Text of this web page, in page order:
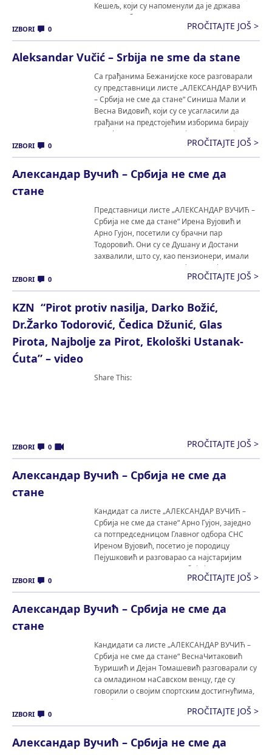
Кешељ, који су напоменули да je држава
показала бригу о младимаконкретним
делима, од новчане подршке, преко
стартапова, до помоћи младимбрачним
паровима при куповини првог стана. Ана
Брнабић подсетила је да Србија није имала
ниједан […]
IZBORI 0 PROČITAJTE JOŠ >
Aleksandar Vučić – Srbija ne sme da stane
Са грађанима Бежанијске косе разговарали
су представници листе „АЛЕКСАНДАР ВУЧИЋ
– Србија не сме да стане“ Синиша Мали и
Весна Видовић, који су се усагласили да
грађани на предстојећим изборима бирају
између две политике. Са једне стране је
политика економског раста и развоја, а са
друге стране је политика прошлости, када су
фабрике биле затваране […]
IZBORI 0 PROČITAJTE JOŠ >
Александар Вучић – Србија не сме да
стане
Представници листе „АЛЕКСАНДАР ВУЧИЋ –
Србија не сме да стане“ Ирена Вујовић и
Арно Гујон, посетили су брачни пар
Тодоровић. Они су се Душану и Достани
захвалили, што су, као пензионери, имали
разумевања за тешке реформе које су
спроведене, а које су помогле да Србија
данас буде економски стабилна. Наша
подршка, снага и ослонац су […]
IZBORI 0 PROČITAJTE JOŠ >
KZN “Pirot protiv nasilja, Darko Božić,
Dr.Žarko Todorović, Čedica Džunić, Glas
Pirota, Najbolje za Pirot, Ekološki Ustanak-
Ćuta” – video
Share This:
IZBORI 0 PROČITAJTE JOŠ >
Александар Вучић – Србија не сме да
стане
Кандидат са листе „АЛЕКСАНДАР ВУЧИЋ –
Србија не сме да стане“ Арно Гујон, заједно
са потпредседницом Главног одбора СНС
Иреном Вујовић, посетио је породицу
Пејушковић и разговарао са најстаријим
члановима породице. „Србија је данас на
раскршћу путева, или ће Србија да настави
да иде напред, да се развија, да буде поносна
на себе, на своју […]
IZBORI 0 PROČITAJTE JOŠ >
Александар Вучић – Србија не сме да
стане
Кандидати са листе „АЛЕКСАНДАР ВУЧИЋ –
Србија не сме да стане“ ВеснаЧитаковић
Ђуришић и Дејан Томашевић разговарали су
са омладином наСавском венцу, где су
говорили о својим спортским достигнућима,
каријерама,али и о томе какви су услови
били некада, а какви су данас за развој
спорта уСрбији. Кандидати су поновили да је
у политици, као и […]
IZBORI 0 PROČITAJTE JOŠ >
Александар Вучић – Србија не сме да